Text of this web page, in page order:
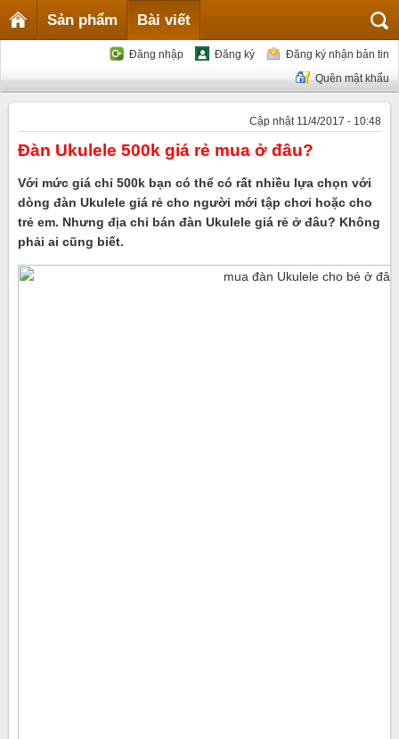
Sản phẩm Bài viết
Đăng nhập Đăng ký
Đăng ký nhận bản tin
Quên mật khẩu
Cập nhật 11/4/2017 - 10:48
Đàn Ukulele 500k giá rẻ mua ở đâu?
Với mức giá chỉ 500k bạn có thể có rất nhiều lựa chọn với
dòng đàn Ukulele giá rẻ cho người mới tập chơi hoặc cho
trẻ em. Nhưng địa chỉ bán đàn Ukulele giá rẻ ở đâu? Không
phải ai cũng biết.